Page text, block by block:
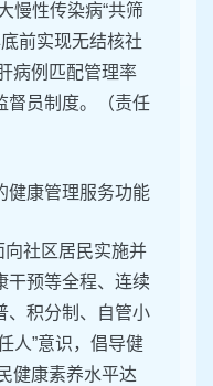
慢性传染病“共筛
前实现无结核社
病例匹配管理率
督员制度。（责任
健康管理服务功能
社区居民实施并
干预等全程、连续
、积分制、自管小
人”意识，倡导健
健康素养水平达